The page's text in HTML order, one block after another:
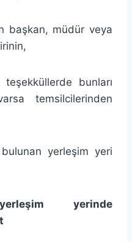
başkan, müdür veya
bunları
temsilcilerinden
yerleşim yeri
yerinde